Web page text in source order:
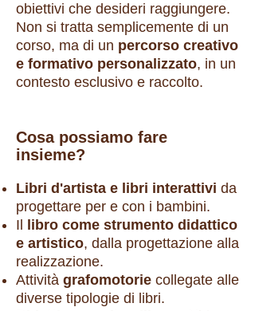
obiettivi che desideri raggiungere.
Non si tratta semplicemente di un
corso, ma di un percorso creativo
e formativo personalizzato, in un
contesto esclusivo e raccolto.
Cosa possiamo fare
insieme?
Libri d'artista e libri interattivi da
progettare per e con i bambini.
Il
libro come strumento didattico
e artistico, dalla progettazione alla
realizzazione.
Attività grafomotorie collegate alle
diverse tipologie di libri.